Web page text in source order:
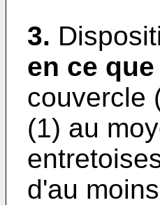
3.
en ce que
couvercle
(1) au
d'au